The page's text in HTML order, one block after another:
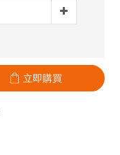
立即購買